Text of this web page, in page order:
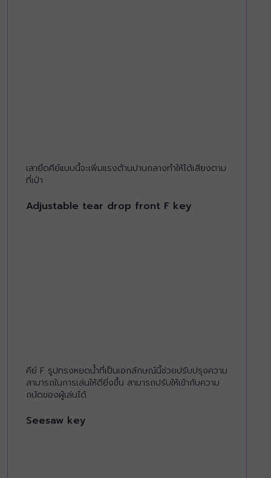
เสายึดคีย์แบบนี้จะเพิ่มแรงต้านปานกลางทำให้ได้เสียงตาม
ที่เป่า
Adjustable tear drop front F key
คีย์ F รูปทรงหยดน้ำที่เป็นเอกลักษณ์นี้ช่วยปรับปรุงความ
สามารถในการเล่นให้ดียิ่งขึ้น สามารถปรับให้เข้ากับความ
ถนัดของผู้เล่นได้
Seesaw key